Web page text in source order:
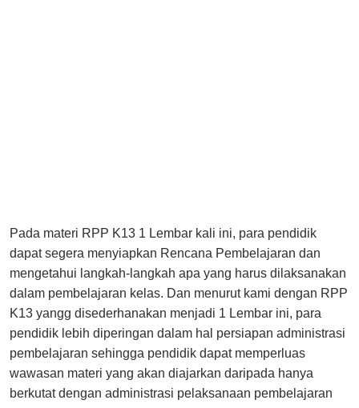
Pada materi RPP K13 1 Lembar kali ini, para pendidik
dapat segera menyiapkan Rencana Pembelajaran dan
mengetahui langkah-langkah apa yang harus dilaksanakan
dalam pembelajaran kelas. Dan menurut kami dengan RPP
K13 yangg disederhanakan menjadi 1 Lembar ini, para
pendidik lebih diperingan dalam hal persiapan administrasi
pembelajaran sehingga pendidik dapat memperluas
wawasan materi yang akan diajarkan daripada hanya
berkutat dengan administrasi pelaksanaan pembelajaran